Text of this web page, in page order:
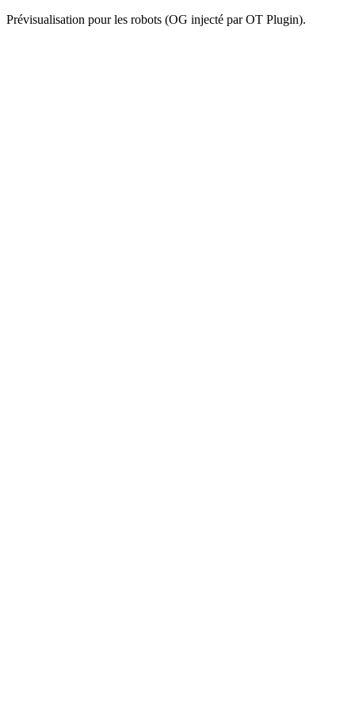
Prévisualisation pour les robots (OG injecté par OT Plugin).